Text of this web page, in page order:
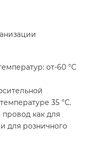
от-60 °С
35 °С.
как для
для розничного